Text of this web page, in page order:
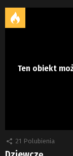
Ten obiekt
21 Polubienia